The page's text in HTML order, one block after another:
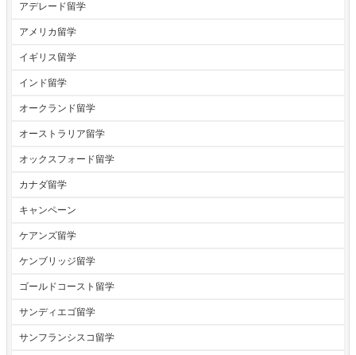
アデレード留学
アメリカ留学
イギリス留学
インド留学
オークランド留学
オーストラリア留学
オックスフォード留学
カナダ留学
キャンペーン
ケアンズ留学
ケンブリッジ留学
ゴールドコースト留学
サンディエゴ留学
サンフランシスコ留学